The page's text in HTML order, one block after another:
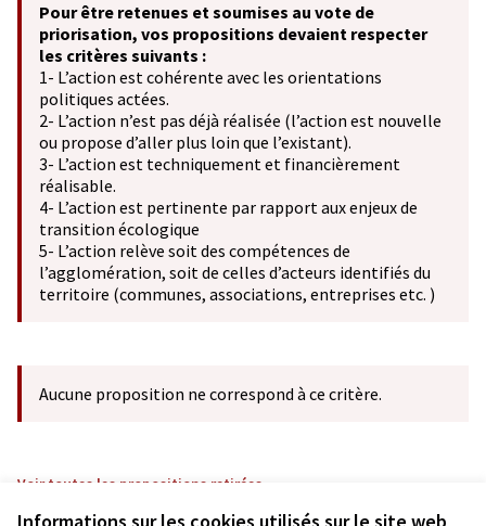
Pour être retenues et soumises au vote de
priorisation, vos propositions devaient respecter
les critères suivants :
1- L’action est cohérente avec les orientations
politiques actées.
2- L’action n’est pas déjà réalisée (l’action est nouvelle
ou propose d’aller plus loin que l’existant).
3- L’action est techniquement et financièrement
réalisable.
4- L’action est pertinente par rapport aux enjeux de
transition écologique
5- L’action relève soit des compétences de
l’agglomération, soit de celles d’acteurs identifiés du
territoire (communes, associations, entreprises etc. )
Aucune proposition ne correspond à ce critère.
Voir toutes les propositions retirées